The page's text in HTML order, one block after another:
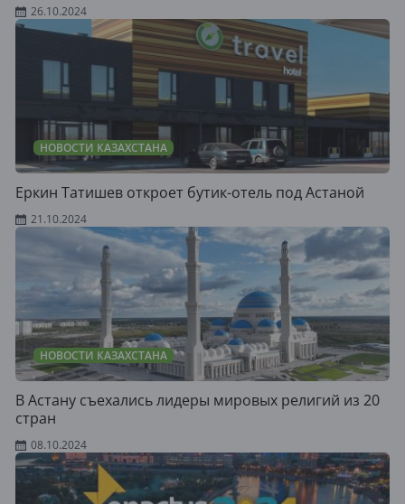
26.10.2024
НОВОСТИ КАЗАХСТАНА
Еркин Татишев откроет бутик-отель под Астаной
21.10.2024
НОВОСТИ КАЗАХСТАНА
В Астану съехались лидеры мировых религий из 20
стран
08.10.2024